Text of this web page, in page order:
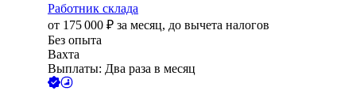
Работник склада
от 175 000 ₽ за месяц, до вычета налогов
Без опыта
Вахта
Выплаты: Два раза в месяц